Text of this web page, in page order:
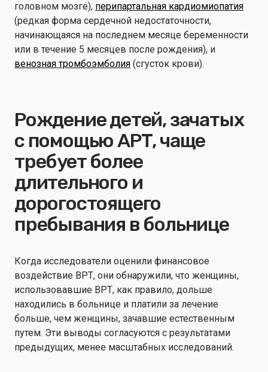
головном мозге), перипартальная кардиомиопатия
(редкая форма сердечной недостаточности,
начинающаяся на последнем месяце беременности
или в течение 5 месяцев после рождения), и
венозная тромбоэмболия (сгусток крови).
Рождение детей, зачатых
с помощью АРТ, чаще
требует более
длительного и
дорогостоящего
пребывания в больнице
Когда исследователи оценили финансовое
воздействие ВРТ, они обнаружили, что женщины,
использовавшие ВРТ, как правило, дольше
находились в больнице и платили за лечение
больше, чем женщины, зачавшие естественным
путем. Эти выводы согласуются с результатами
предыдущих, менее масштабных исследований.